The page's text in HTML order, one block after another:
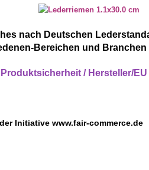
nach Deutschen
Bereichen und
/ Hersteller/
Initiative www.fair-commerce.de